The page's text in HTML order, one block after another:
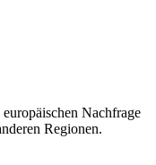
Nachfrage
Regionen.